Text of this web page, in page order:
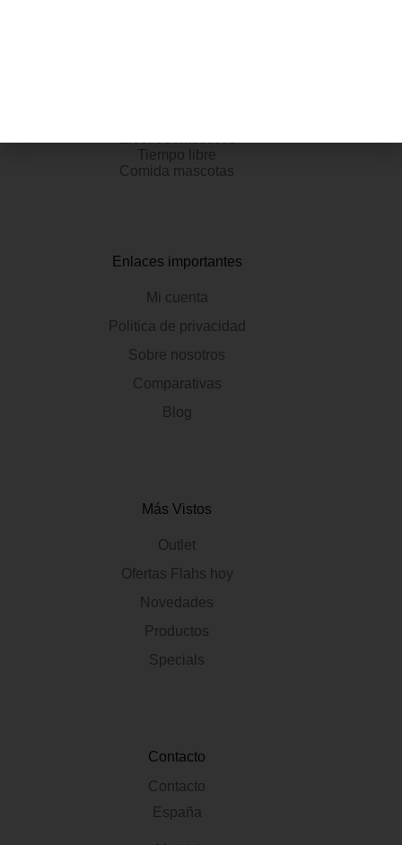
Tiempo libre
Comida mascotas
Enlaces importantes
Mi cuenta
Politica de privacidad
Sobre nosotros
Comparativas
Blog
Más Vistos
Outlet
Ofertas Flahs hoy
Novedades
Productos
Specials
Contacto
Contacto
España